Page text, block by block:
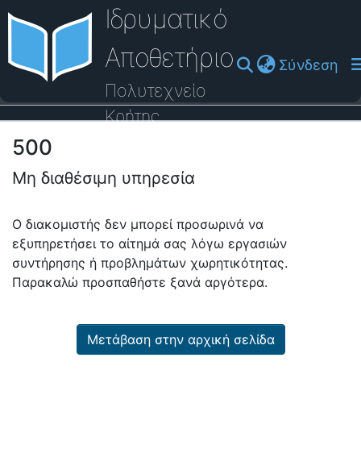
Ιδρυματικό
Αποθετήριο
Πολυτεχνείο
Κρήτης
Σύνδεση
Οδηγός Βοήθειας
500
Μη διαθέσιμη υπηρεσία
Ο διακομιστής δεν μπορεί προσωρινά να
εξυπηρετήσει το αίτημά σας λόγω εργασιών
συντήρησης ή προβλημάτων χωρητικότητας.
Παρακαλώ προσπαθήστε ξανά αργότερα.
Μετάβαση στην αρχική σελίδα